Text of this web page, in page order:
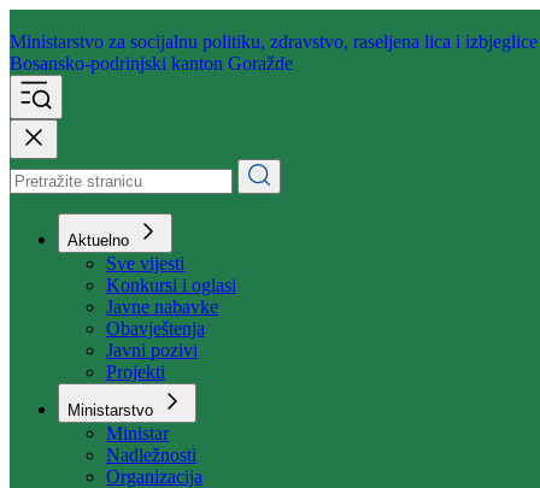
Ministarstvo za socijalnu politiku,
Bosansko-podrinjski kanton Goražde
Aktuelno
Sve vijesti
Konkursi i oglasi
Javne nabavke
Obavještenja
Javni pozivi
Projekti
Ministarstvo